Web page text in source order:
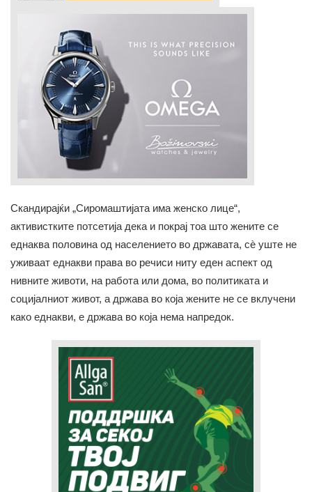
Скандирајќи „Сиромаштијата има женско лице“,
активистките потсетија дека и покрај тоа што жените се
еднаква половина од населението во државата, сѐ уште не
уживаат еднакви права во речиси ниту еден аспект од
нивните животи, на работа или дома, во политиката и
социјалниот живот, а држава во која жените не се вклучени
како еднакви, е држава во која нема напредок.